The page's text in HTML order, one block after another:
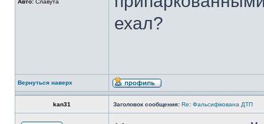
Авто: Славута
ехал?
Вернуться наверх
kan31 Заголовок сообщения: Re: Фальсифікована ДТП